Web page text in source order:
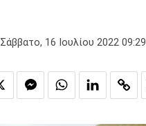
Σάββατο, 16 Ιουλίου 2022 09:29